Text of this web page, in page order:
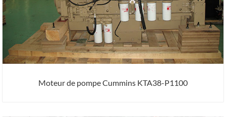
Moteur de pompe Cummins KTA38-P1100